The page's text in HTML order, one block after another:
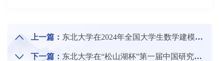
上一篇： 东北大学在2024年全国大学生数学建模竞赛中再创佳绩
下一篇： 东北大学在“松山湖杯”第一届中国研究生操作系统开源创新大赛中荣获佳绩